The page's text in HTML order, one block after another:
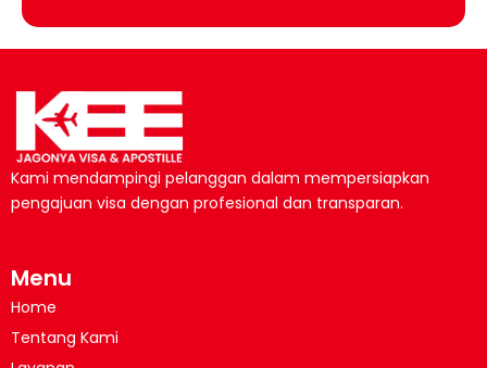
Kami mendampingi pelanggan dalam mempersiapkan
pengajuan visa dengan profesional dan transparan.
Menu
Home
Tentang Kami